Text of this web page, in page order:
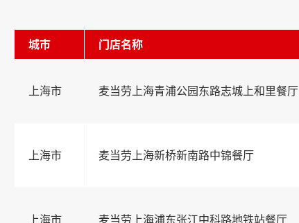
城市 门店名称
上海市 麦当劳上海青浦公园东路志城上和里餐厅
上海市 麦当劳上海新桥新南路中锦餐厅
上海市 麦当劳上海浦东张江中科路地铁站餐厅